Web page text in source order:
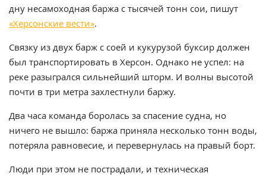
дну несамоходная баржа с тысячей тонн сои, пишут
«Херсонские вести».
Связку из двух барж с соей и кукурузой буксир должен
был транспортировать в Херсон. Однако не успел: на
реке разыгрался сильнейший шторм. И волны высотой
почти в три метра захлестнули баржу.
Два часа команда боролась за спасение судна, но
ничего не вышло: баржа приняла несколько тонн воды,
потеряла равновесие, и перевернулась на правый борт.
Люди при этом не пострадали, и техническая